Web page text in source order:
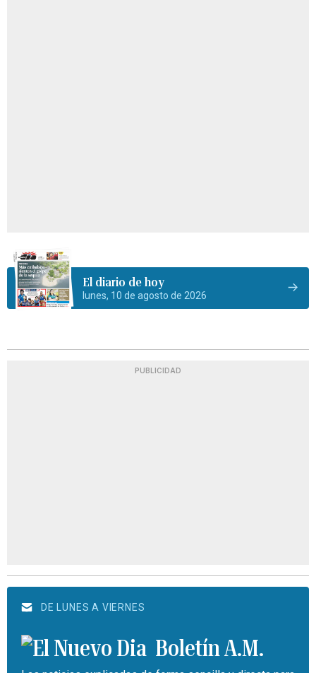
El diario de hoy
lunes, 10 de agosto de 2026
PUBLICIDAD
DE LUNES A VIERNES
Boletín A.M.